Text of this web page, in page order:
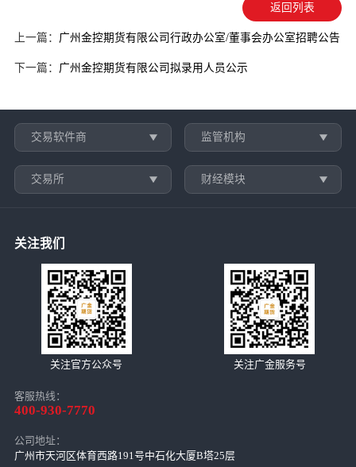
返回列表
上一篇： 广州金控期货有限公司行政办公室/董事会办公室招聘公告
下一篇： 广州金控期货有限公司拟录用人员公示
交易软件商 监管机构
交易所 财经模块
关注我们
关注官方公众号 关注广金服务号
客服热线：
400-930-7770
公司地址：
广州市天河区体育西路191号中石化大厦B塔25层